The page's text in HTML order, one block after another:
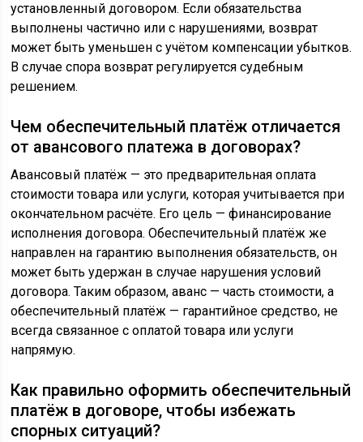
установленный договором. Если обязательства
выполнены частично или с нарушениями, возврат
может быть уменьшен с учётом компенсации убытков.
В случае спора возврат регулируется судебным
решением.
Чем обеспечительный платёж отличается
от авансового платежа в договорах?
Авансовый платёж — это предварительная оплата
стоимости товара или услуги, которая учитывается при
окончательном расчёте. Его цель — финансирование
исполнения договора. Обеспечительный платёж же
направлен на гарантию выполнения обязательств, он
может быть удержан в случае нарушения условий
договора. Таким образом, аванс — часть стоимости, а
обеспечительный платёж — гарантийное средство, не
всегда связанное с оплатой товара или услуги
напрямую.
Как правильно оформить обеспечительный
платёж в договоре, чтобы избежать
спорных ситуаций?